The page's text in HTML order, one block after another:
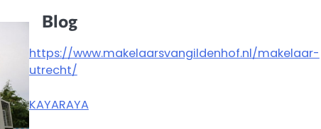
Blog
https://www.makelaarsvangildenhof.nl/makelaar-
utrecht/
KAYARAYA